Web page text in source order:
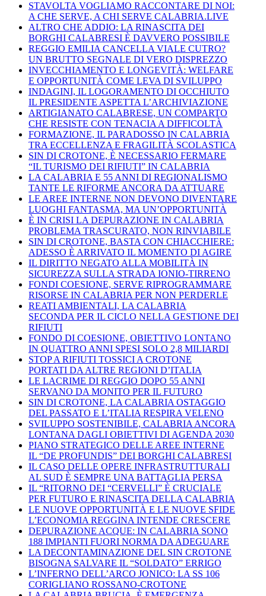
STAVOLTA VOGLIAMO RACCONTARE DI NOI:
A CHE SERVE, A CHI SERVE CALABRIA.LIVE
ALTRO CHE ADDIO: LA RINASCITA DEI
BORGHI CALABRESI È DAVVERO POSSIBILE
REGGIO EMILIA CANCELLA VIALE CUTRO?
UN BRUTTO SEGNALE DI VERO DISPREZZO
INVECCHIAMENTO E LONGEVITÀ: WELFARE
E OPPORTUNITÀ COME LEVA DI SVILUPPO
INDAGINI, IL LOGORAMENTO DI OCCHIUTO
IL PRESIDENTE ASPETTA L’ARCHIVIAZIONE
ARTIGIANATO CALABRESE, UN COMPARTO
CHE RESISTE CON TENACIA A DIFFICOLTÀ
FORMAZIONE, IL PARADOSSO IN CALABRIA
TRA ECCELLENZA E FRAGILITÀ SCOLASTICA
SIN DI CROTONE, È NECESSARIO FERMARE
“IL TURISMO DEI RIFIUTI” IN CALABRIA
LA CALABRIA E 55 ANNI DI REGIONALISMO
TANTE LE RIFORME ANCORA DA ATTUARE
LE AREE INTERNE NON DEVONO DIVENTARE
LUOGHI FANTASMA, MA UN’OPPORTUNITÀ
È IN CRISI LA DEPURAZIONE IN CALABRIA
PROBLEMA TRASCURATO, NON RINVIABILE
SIN DI CROTONE, BASTA CON CHIACCHIERE:
ADESSO È ARRIVATO IL MOMENTO DI AGIRE
IL DIRITTO NEGATO ALLA MOBILITÀ IN
SICUREZZA SULLA STRADA IONIO-TIRRENO
FONDI COESIONE, SERVE RIPROGRAMMARE
RISORSE IN CALABRIA PER NON PERDERLE
REATI AMBIENTALI, LA CALABRIA
SECONDA PER IL CICLO NELLA GESTIONE DEI
RIFIUTI
FONDO DI COESIONE, OBIETTIVO LONTANO
IN QUATTRO ANNI SPESI SOLO 2,8 MILIARDI
STOP A RIFIUTI TOSSICI A CROTONE
PORTATI DA ALTRE REGIONI D’ITALIA
LE LACRIME DI REGGIO DOPO 55 ANNI
SERVANO DA MONITO PER IL FUTURO
SIN DI CROTONE, LA CALABRIA OSTAGGIO
DEL PASSATO E L’ITALIA RESPIRA VELENO
SVILUPPO SOSTENIBILE, CALABRIA ANCORA
LONTANA DAGLI OBIETTIVI DI AGENDA 2030
PIANO STRATEGICO DELLE AREE INTERNE
IL “DE PROFUNDIS” DEI BORGHI CALABRESI
IL CASO DELLE OPERE INFRASTRUTTURALI
AL SUD È SEMPRE UNA BATTAGLIA PERSA
IL “RITORNO DEI “CERVELLI” È CRUCIALE
PER FUTURO E RINASCITA DELLA CALABRIA
LE NUOVE OPPORTUNITÀ E LE NUOVE SFIDE
L’ECONOMIA REGGINA INTENDE CRESCERE
DEPURAZIONE ACQUE: IN CALABRIA SONO
188 IMPIANTI FUORI NORMA DA ADEGUARE
LA DECONTAMINAZIONE DEL SIN CROTONE
BISOGNA SALVARE IL “SOLDATO” ERRIGO
L’INFERNO DELL’ARCO JONICO: LA SS 106
CORIGLIANO ROSSANO-CROTONE